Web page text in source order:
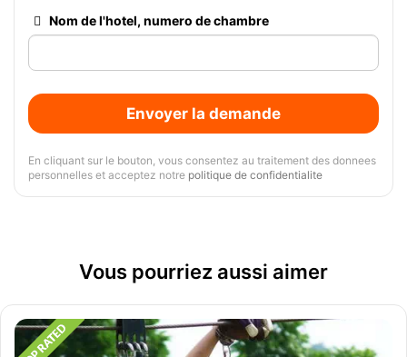
Nom de l'hotel, numero de chambre
Envoyer la demande
En cliquant sur le bouton, vous consentez au traitement des donnees
personnelles et acceptez notre politique de confidentialite
Vous pourriez aussi aimer